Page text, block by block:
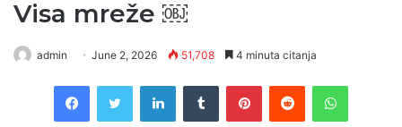
Visa mreže ￼
admin June 2, 2026 51,708 4 minuta citanja
FacebookTwitter LinkedInTumblr PinterestReddit